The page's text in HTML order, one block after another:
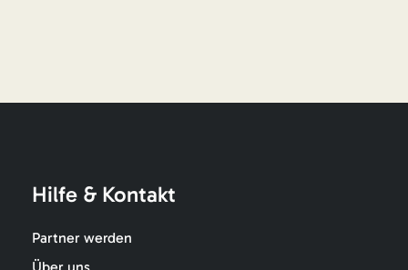
Hilfe & Kontakt
Partner werden